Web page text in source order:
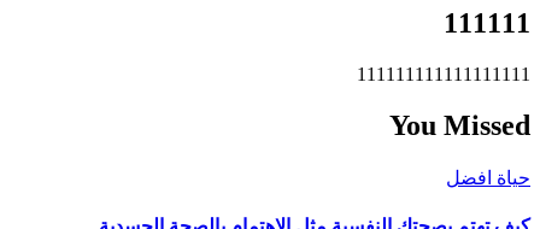
111111
111111111111111111
You Missed
حياة افضل